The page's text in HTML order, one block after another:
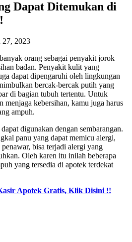
Dapat Ditemukan di
27, 2023
orang sebagai penyakit jorok
badan. Penyakit kulit yang
dapat dipengaruhi oleh lingkungan
bercak-bercak putih yang
di bagian tubuh tertentu. Untuk
menjaga kebersihan, kamu juga harus
ampuh.
digunakan dengan sembarangan.
panu yang dapat memicu alergi,
bisa terjadi alergi yang
Oleh karen itu inilah beberapa
yang tersedia di apotek terdekat
Apotek Gratis, Klik Disini !!